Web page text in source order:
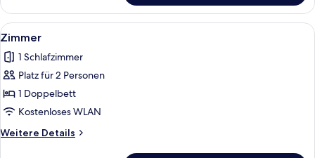
Zimmer,
Balkon
Alle
Fotos
für
Zimmer
anzeigen
Zimmer | Zimmersafe, Schreibtisch,
5
Zimmer
1 Schlafzimmer
Platz für 2 Personen
1 Doppelbett
Kostenloses WLAN
Weitere Details
Weitere